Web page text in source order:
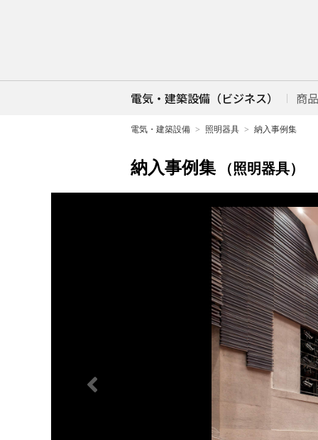
電気・建築設備（ビジネス） 商
電気・建築設備 照明器具 納入事例集
納入事例集 （照明器具）